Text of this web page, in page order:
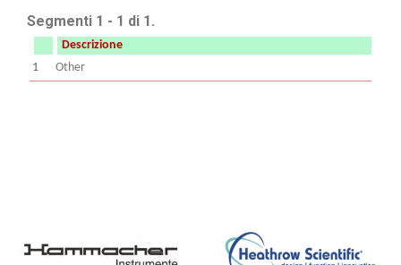
Segmenti 1 - 1 di 1.
Descrizione
1
Other